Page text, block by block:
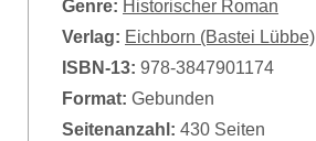
Genre: Historischer Roman
Verlag: Eichborn (Bastei Lübbe)
ISBN-13: 978-3847901174
Format: Gebunden
Seitenanzahl: 430 Seiten